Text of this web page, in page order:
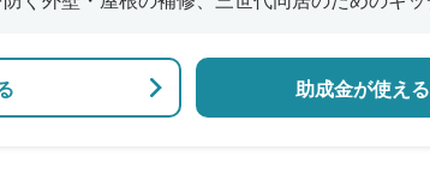
助成金が使え